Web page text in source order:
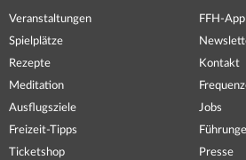
Veranstaltungen
Spielplätze
Rezepte
Meditation
Ausflugsziele
Freizeit-Tipps
Ticketshop
FFH-App
Kontakt
Jobs
Presse